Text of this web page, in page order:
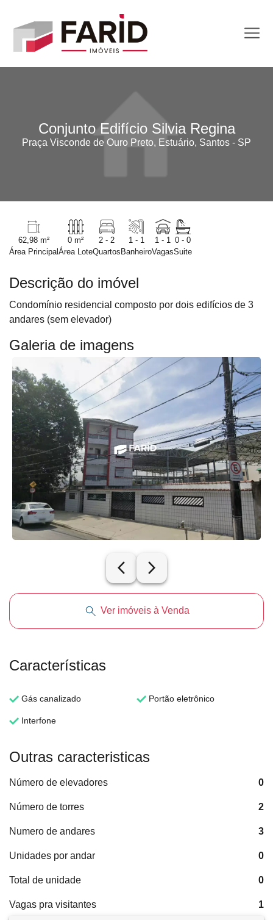
Conjunto Edifício Silvia Regina
Praça Visconde de Ouro Preto, Estuário, Santos - SP
62,98 m²
Área Principal
0 m²
Área Lote
2 - 2
Quartos
1 - 1
Banheiro
1 - 1
Vagas
0 - 0
Suite
Descrição do imóvel
Condomínio residencial composto por dois edifícios de 3
andares (sem elevador)
Galeria de imagens
arrow_back_ios_new arrow_forward_ios
Ver imóveis à Venda
Características
Gás canalizado Portão eletrônico
Interfone
Outras caracteristicas
Número de elevadores 0
Número de torres 2
Numero de andares 3
Unidades por andar 0
Total de unidade 0
Vagas pra visitantes 1